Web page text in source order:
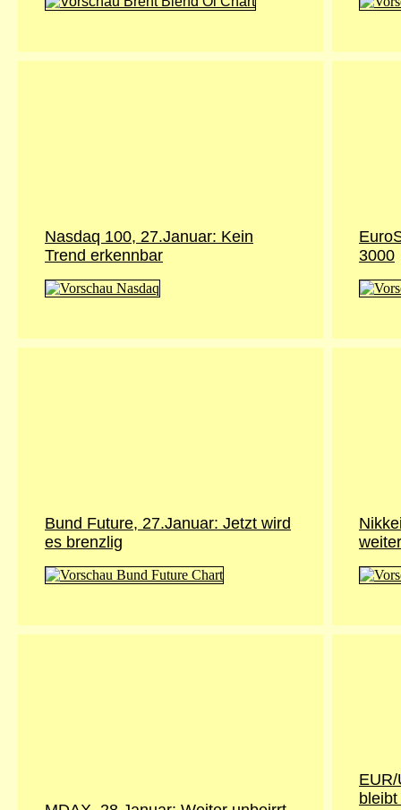
Nasdaq 100, 27.Januar: Kein
Trend erkennbar
3000
Bund Future, 27.Januar: Jetzt wird
es brenzlig